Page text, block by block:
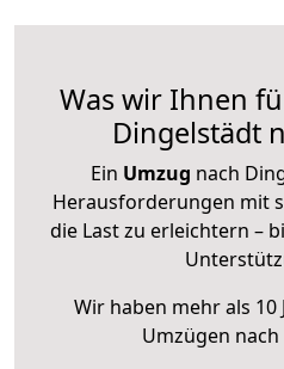
Was wir Ihnen
Dingelstädt
Ein Umzug nach
Herausforderungen mit
die Last zu erleichtern –
Wir haben mehr als
Umzügen nach